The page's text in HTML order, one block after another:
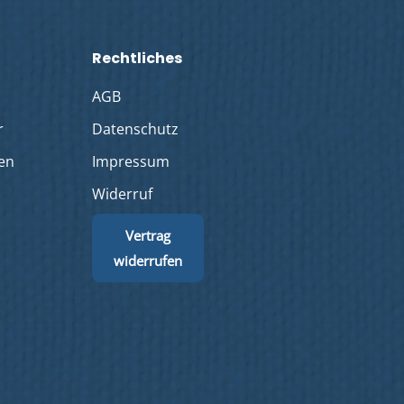
Rechtliches
AGB
Datenschutz
Impressum
Widerruf
Vertrag
widerrufen